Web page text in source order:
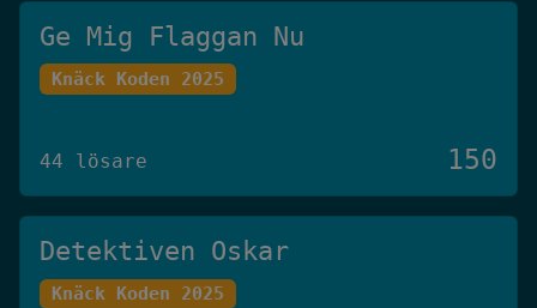
Ge Mig Flaggan Nu
Knäck Koden 2025
44 lösare 150
Detektiven Oskar
Knäck Koden 2025